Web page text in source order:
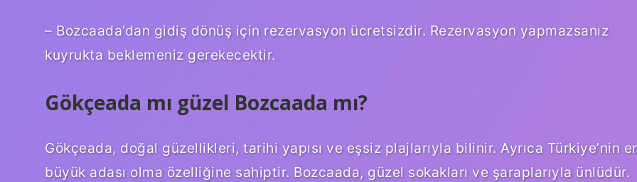
– Bozcaada’dan gidiş dönüş için rezervasyon ücretsizdir. Rezervasyon yapmazsanız
kuyrukta beklemeniz gerekecektir.
Gökçeada mı güzel Bozcaada mı?
Gökçeada, doğal güzellikleri, tarihi yapısı ve eşsiz plajlarıyla bilinir. Ayrıca Türkiye’nin
büyük adası olma özelliğine sahiptir. Bozcaada, güzel sokakları ve şaraplarıyla ünlüdür.